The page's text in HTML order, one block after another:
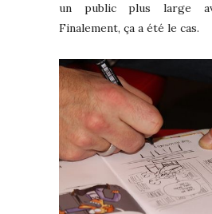
un public plus large
Finalement, ça a été le cas.